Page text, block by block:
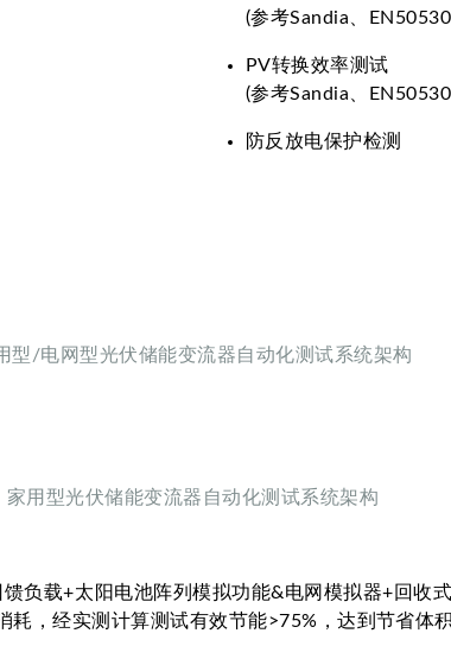
(参考Sandia、
PV转换效率测试
(参考Sandia、
防反放电保护检测
型/电网型光伏储能变流器自动化测试系统架构
家用型光伏储能变流器自动化测试系统架构
负载+太阳电池阵列模拟功能&电网模拟器+回收
，经实测计算测试有效节能>75%，达到节省体